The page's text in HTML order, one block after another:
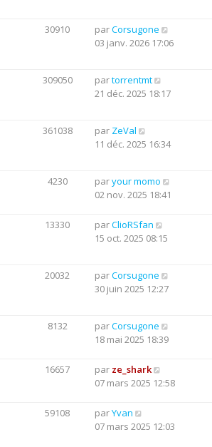
30910 parCorsugone
03 janv. 2026 17:06
309050 partorrentmt
21 déc. 2025 18:17
361038 par ZeVal
11 déc. 2025 16:34
4230 paryour momo
02 nov. 2025 18:41
13330 parClioRSfan
15 oct. 2025 08:15
20032 parCorsugone
30 juin 2025 12:27
8132 parCorsugone
18 mai 2025 18:39
16657 par ze_shark
07 mars 2025 12:58
59108 parYvan
07 mars 2025 12:03